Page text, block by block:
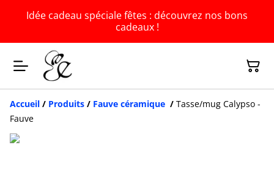
Idée cadeau spéciale fêtes : découvrez nos bons
cadeaux !
Accueil / Produits / Fauve céramique / Tasse/mug Calypso -
Fauve